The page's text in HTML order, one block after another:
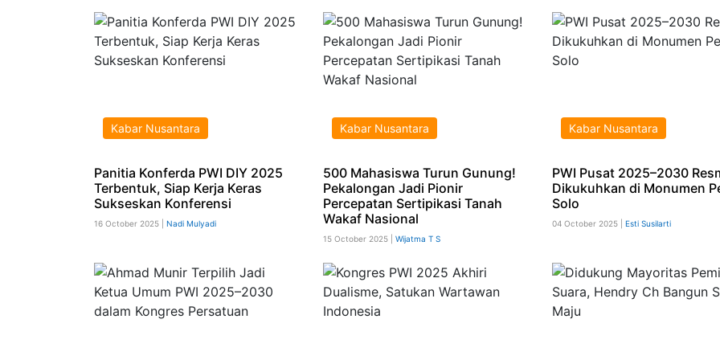
Kabar Nusantara
Panitia Konferda PWI DIY 2025
Terbentuk, Siap Kerja Keras
Sukseskan Konferensi
16 October 2025 | Nadi Mulyadi
Kabar Nusantara
500 Mahasiswa Turun Gunung!
Pekalongan Jadi Pionir
Percepatan Sertipikasi Tanah
Wakaf Nasional
15 October 2025 | Wijatma T S
Kabar Nusantara
PWI Pusat 2025–2030
Dikukuhkan di Monumen
Solo
04 October 2025 | Esti Susilarti